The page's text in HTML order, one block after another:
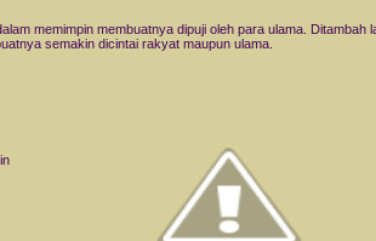
memimpin membuatnya dipuji oleh para ulama. Ditambah
semakin dicintai rakyat maupun ulama.